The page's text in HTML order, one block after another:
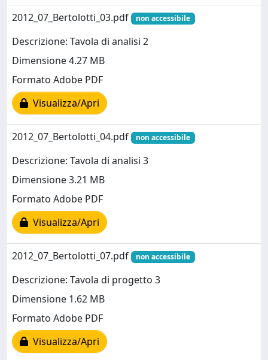
2012_07_Bertolotti_03.pdf non accessibile
Descrizione: Tavola di analisi 2
Dimensione 4.27 MB
Formato Adobe PDF
Visualizza/Apri
2012_07_Bertolotti_04.pdf non accessibile
Descrizione: Tavola di analisi 3
Dimensione 3.21 MB
Formato Adobe PDF
Visualizza/Apri
2012_07_Bertolotti_07.pdf non accessibile
Descrizione: Tavola di progetto 3
Dimensione 1.62 MB
Formato Adobe PDF
Visualizza/Apri